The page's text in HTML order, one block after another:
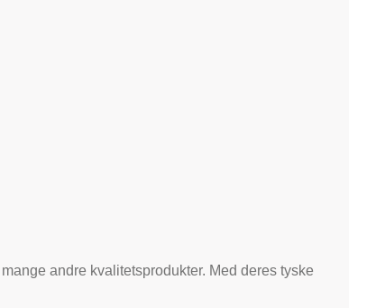
andre kvalitetsprodukter. Med deres tyske